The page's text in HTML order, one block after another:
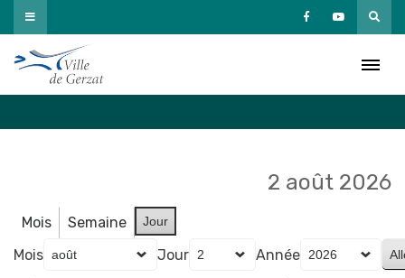
Passer
au
contenu
2 août 2026
Mois Semaine Jour
Mois Jour
Année